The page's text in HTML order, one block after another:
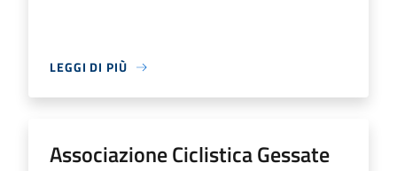
LEGGI DI PIÙ
Associazione Ciclistica Gessate